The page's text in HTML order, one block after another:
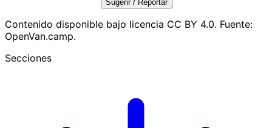
Sugerir / Reportar
Contenido disponible bajo licencia CC BY 4.0. Fuente:
OpenVan.camp.
Secciones